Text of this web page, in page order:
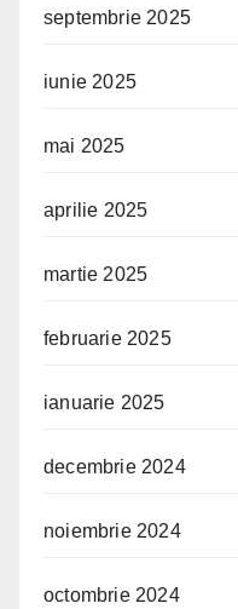
septembrie 2025
iunie 2025
mai 2025
aprilie 2025
martie 2025
februarie 2025
ianuarie 2025
decembrie 2024
noiembrie 2024
octombrie 2024